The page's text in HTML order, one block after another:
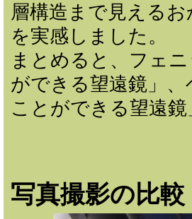
層構造まで見える
を実感しました。
まとめると、フェ
ができる望遠鏡」
ことができる望遠
写真撮影の比較